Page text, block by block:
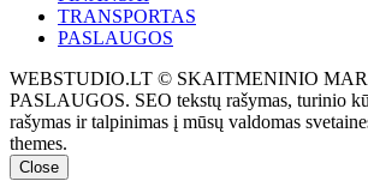
TRANSPORTAS
PASLAUGOS
WEBSTUDIO.LT © SKAITMENINIO
PASLAUGOS. SEO tekstų rašymas, turinio
rašymas ir talpinimas į mūsų valdomas
themes.
Close